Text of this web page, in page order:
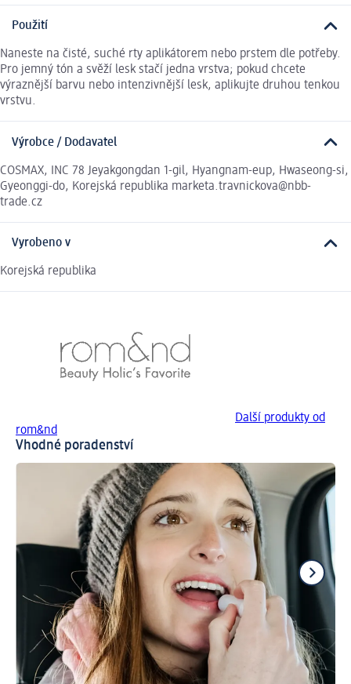
Použití
Naneste na čisté, suché rty aplikátorem nebo prstem dle potřeby.
Pro jemný tón a svěží lesk stačí jedna vrstva; pokud chcete
výraznější barvu nebo intenzivnější lesk, aplikujte druhou tenkou
vrstvu.
Výrobce / Dodavatel
COSMAX, INC 78 Jeyakgongdan 1-gil, Hyangnam-eup, Hwaseong-si,
Gyeonggi-do, Korejská republika marketa.travnickova@nbb-
trade.cz
Vyrobeno v
Korejská republika
Další produkty od
rom&nd
Vhodné poradenství